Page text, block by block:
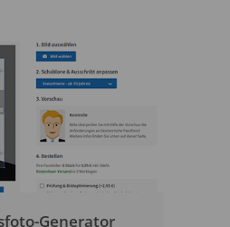
Generator